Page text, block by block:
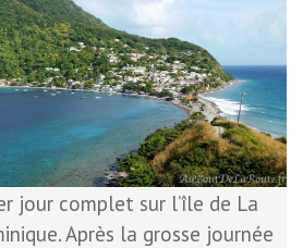
jour complet sur l’île de La
Après la grosse journée